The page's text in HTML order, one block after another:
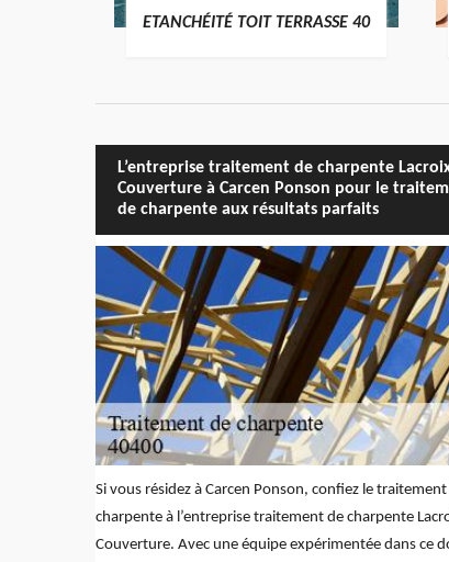
ETANCHÉITÉ TOIT TERRASSE 40
L’entreprise traitement de charpente
Couverture à Carcen Ponson pour le
de charpente aux résultats parfaits
Si vous résidez à Carcen Ponson, confiez le
charpente à l’entreprise traitement de charpente
Couverture. Avec une équipe expérimentée dans ce